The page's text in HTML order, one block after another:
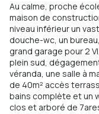
Au calme, proche
maison de
niveau inférieur un
douche-wc, un
grand garage pour 2
plein sud,
véranda, une salle à
de 40m² accès
bains complète et un
clos et arboré de